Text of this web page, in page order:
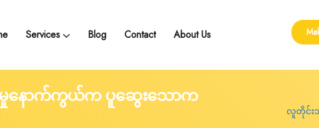
Services Blog Contact About Us
နောက်ကွယ်က ပူဆွေးသောက
လူတိုင်း